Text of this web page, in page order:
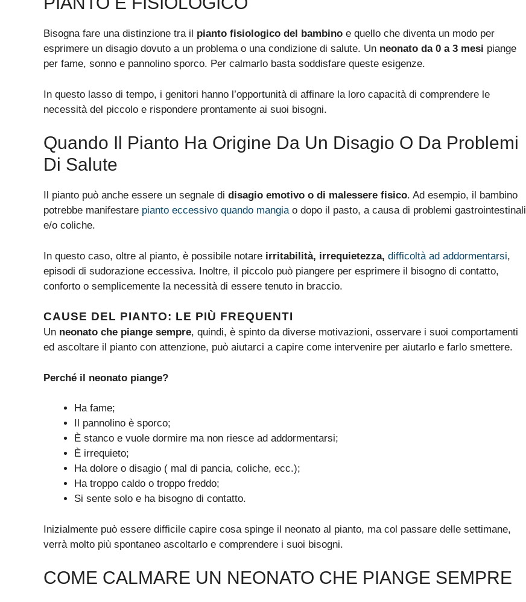
Bisogna fare una distinzione tra il pianto fisiologico del bambino e quello che diventa un modo per
esprimere un disagio dovuto a un problema o una condizione di salute. Un neonato da 0 a 3 mesi piange
per fame, sonno e pannolino sporco. Per calmarlo basta soddisfare queste esigenze.
In questo lasso di tempo, i genitori hanno l’opportunità di affinare la loro capacità di comprendere le
necessità del piccolo e rispondere prontamente ai suoi bisogni.
Quando Il Pianto Ha Origine Da Un Disagio O Da Problemi
Di Salute
Il pianto può anche essere un segnale di disagio emotivo o di malessere fisico. Ad esempio, il bambino
potrebbe manifestare pianto eccessivo quando mangiao dopo il pasto, a causa di problemi gastrointestinali
e/o coliche.
In questo caso, oltre al pianto, è possibile notare irritabilità, irrequietezza, difficoltà ad addormentarsi,
episodi di sudorazione eccessiva. Inoltre, il piccolo può piangere per esprimere il bisogno di contatto,
conforto o semplicemente la necessità di essere tenuto in braccio.
CAUSE DEL PIANTO: LE PIÙ FREQUENTI
Un neonato che piange sempre, quindi, è spinto da diverse motivazioni, osservare i suoi comportamenti
ed ascoltare il pianto con attenzione, può aiutarci a capire come intervenire per aiutarlo e farlo smettere.
Perché il neonato piange?
Ha fame;
Il pannolino è sporco;
È stanco e vuole dormire ma non riesce ad addormentarsi;
È irrequieto;
Ha dolore o disagio ( mal di pancia, coliche, ecc.);
Ha troppo caldo o troppo freddo;
Si sente solo e ha bisogno di contatto.
Inizialmente può essere difficile capire cosa spinge il neonato al pianto, ma col passare delle settimane,
verrà molto più spontaneo ascoltarlo e comprendere i suoi bisogni.
COME CALMARE UN NEONATO CHE PIANGE SEMPRE